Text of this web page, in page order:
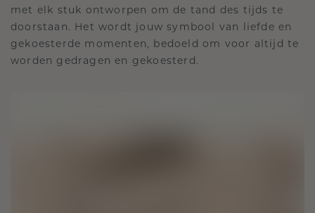
met elk stuk ontworpen om de tand des tijds te
doorstaan. Het wordt jouw symbool van liefde en
gekoesterde momenten, bedoeld om voor altijd te
worden gedragen en gekoesterd.